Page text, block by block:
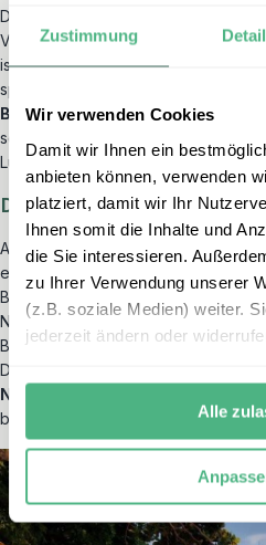
Zustimmung
Wir verwenden Cookies
Damit wir Ihnen ein
anbieten können, verwenden
platziert, damit wir Ihr
Ihnen somit die Inhalte und
die Sie interessieren.
zu Ihrer Verwendung unserer
(z.B. soziale Medien) weiter.
jederzeit ändern oder
Alle
Die Regenzeit eignet sich
Vulkanwanderungen – nicht nur,
ist, sondern auch, weil die
spürbar angenehmer sind. Ob ein
Baturauf Bali oder eine nächtliche
seinen berühmten blauen
Luft und Nebelschwaden entstehen
Dschungel- und Wildlife-
Auch in der Regenzeit lässt sich die
erleben – mit etwas Abenteuerlust
Besonders auf Borneo sind Touren
Nationalpark oder ins Sebangau-
Boot durch Mangrovenwälder und
Der feuchte Dschungel ist jetzt
Nasenaffen, Makaken
besser beobachten als in der